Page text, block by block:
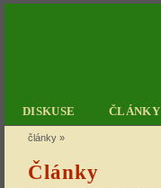
DISKUSE ČLÁNKY
články »
Články